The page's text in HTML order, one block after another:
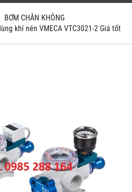
BƠM CHÂN KHÔNG
khí nén VMECA VTC3021-2 Giá tốt